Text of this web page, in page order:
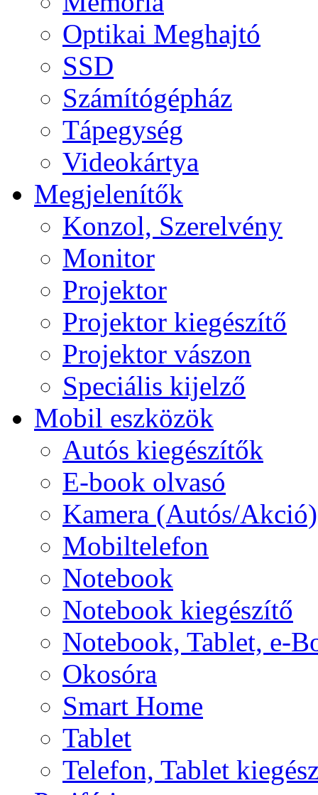
Optikai Meghajtó
SSD
Számítógépház
Tápegység
Videokártya
Megjelenítők
Konzol, Szerelvény
Monitor
Projektor
Projektor kiegészítő
Projektor vászon
Speciális kijelző
Mobil eszközök
Autós kiegészítők
E-book olvasó
Kamera (Autós/Akció)
Mobiltelefon
Notebook
Notebook kiegészítő
Notebook, Tablet, e-
Okosóra
Smart Home
Tablet
Telefon, Tablet